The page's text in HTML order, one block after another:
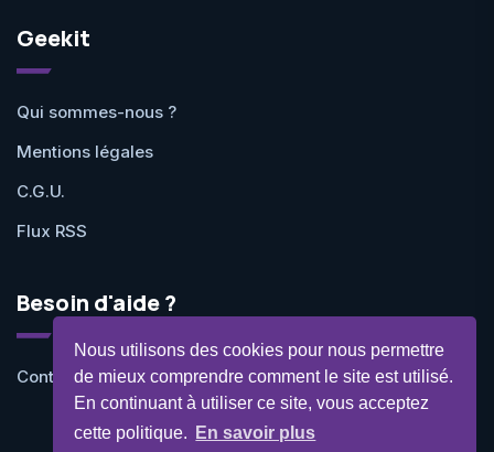
Nous utilisons des cookies pour nous permettre
de mieux comprendre comment le site est utilisé.
En continuant à utiliser ce site, vous acceptez
cette politique.
En savoir plus
Geekit
Qui sommes-nous ?
Mentions légales
C.G.U.
Flux RSS
Besoin d'aide ?
Contactez-nous